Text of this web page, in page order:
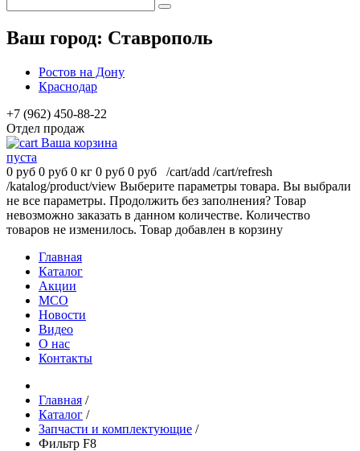
Ваш город: Ставрополь
Ростов на Дону
Краснодар
+7 (962) 450-88-22
Отдел продаж
Ваша корзина
пуста
0 руб 0 руб 0 кг 0 руб 0 руб /cart/add /cart/refresh
/katalog/product/view Выберите параметры товара. Вы выбрали
не все параметры. Продолжить без заполнения? Товар
невозможно заказать в данном количестве. Количество
товаров не изменилось. Товар добавлен в корзину
Главная
Каталог
Акции
МСО
Новости
Видео
О нас
Контакты
Главная /
Каталог /
Запчасти и комплектующие /
Фильтр F8